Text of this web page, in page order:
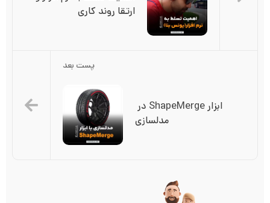
ارتقا روند کاری
پست بعد
مدلسازی